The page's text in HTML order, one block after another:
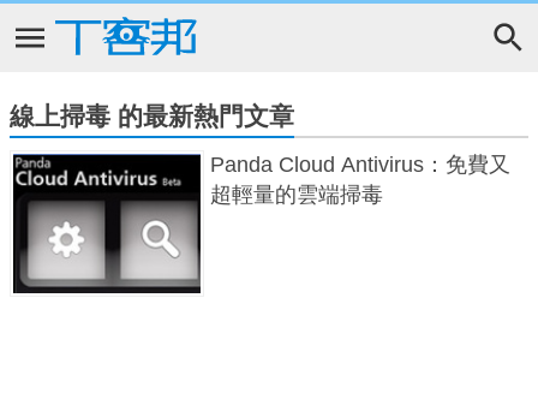
線上掃毒 的最新熱門文章
Panda Cloud Antivirus：免費又
超輕量的雲端掃毒